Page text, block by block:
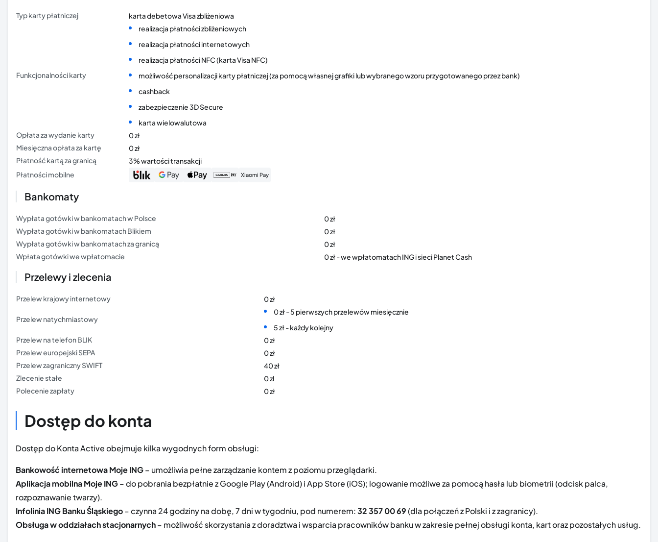
Typ karty płatniczej karta debetowa Visa zbliżeniowa
Funkcjonalności karty
realizacja płatności zbliżeniowych
realizacja płatności internetowych
realizacja płatności NFC (karta Visa NFC)
możliwość personalizacji karty płatniczej (za pomocą własnej grafiki lub wybranego wzoru przygotowanego przez bank)
cashback
zabezpieczenie 3D Secure
karta wielowalutowa
Opłata za wydanie karty
0 zł
Miesięczna opłata za kartę
0 zł
Płatność kartą za granicą
3% wartości transakcji
Płatności mobilne
Xiaomi Pay
Bankomaty
Wypłata gotówki w bankomatach w Polsce
0 zł
Wypłata gotówki w bankomatach Blikiem
0 zł
Wypłata gotówki w bankomatach za granicą
0 zł
Wpłata gotówki we wpłatomacie
0 zł - we wpłatomatach ING i sieci Planet Cash
Przelewy i zlecenia
Przelew krajowy internetowy 0 zł
Przelew natychmiastowy
0 zł - 5 pierwszych przelewów miesięcznie
5 zł - każdy kolejny
Przelew na telefon BLIK
0 zł
Przelew europejski SEPA
0 zł
Przelew zagraniczny SWIFT
40 zł
Zlecenie stałe
0 zl
Polecenie zapłaty
0 zł
Dostęp do konta
Dostęp do Konta Active obejmuje kilka wygodnych form obsługi:
Bankowość internetowa Moje ING– umożliwia pełne zarządzanie kontem z poziomu przeglądarki.
Aplikacja mobilna Moje ING– do pobrania bezpłatnie z Google Play (Android) i App Store (iOS); logowanie możliwe za pomocą hasła lub biometrii (odcisk palca,
rozpoznawanie twarzy).
Infolinia ING Banku Śląskiego– czynna 24 godziny na dobę, 7 dni w tygodniu, pod numerem:32 357 00 69(dla połączeń z Polski i z zagranicy).
Obsługa w oddziałach stacjonarnych– możliwość skorzystania z doradztwa i wsparcia pracowników banku w zakresie pełnej obsługi konta, kart oraz pozostałych usług.